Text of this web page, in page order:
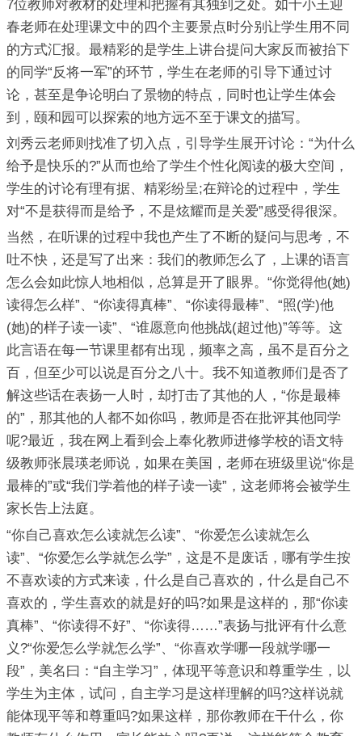
7位教师对教材的处理和把握有其独到之处。如十小王迎
春老师在处理课文中的四个主要景点时分别让学生用不同
的方式汇报。最精彩的是学生上讲台提问大家反而被抬下
的同学“反将一军”的环节，学生在老师的引导下通过讨
论，甚至是争论明白了景物的特点，同时也让学生体会
到，颐和园可以探索的地方远不至于课文的描写。
刘秀云老师则找准了切入点，引导学生展开讨论：“为什么
给予是快乐的?”从而也给了学生个性化阅读的极大空间，
学生的讨论有理有据、精彩纷呈;在辩论的过程中，学生
对“不是获得而是给予，不是炫耀而是关爱”感受得很深。
当然，在听课的过程中我也产生了不断的疑问与思考，不
吐不快，还是写了出来：我们的教师怎么了，上课的语言
怎么会如此惊人地相似，总算是开了眼界。“你觉得他(她)
读得怎么样”、“你读得真棒”、“你读得最棒”、“照(学)他
(她)的样子读一读”、“谁愿意向他挑战(超过他)”等等。这
此言语在每一节课里都有出现，频率之高，虽不是百分之
百，但至少可以说是百分之八十。我不知道教师们是否了
解这些话在表扬一人时，却打击了其他的人，“你是最棒
的”，那其他的人都不如你吗，教师是否在批评其他同学
呢?最近，我在网上看到会上奉化教师进修学校的语文特
级教师张晨瑛老师说，如果在美国，老师在班级里说“你是
最棒的”或“我们学着他的样子读一读”，这老师将会被学生
家长告上法庭。
“你自己喜欢怎么读就怎么读”、“你爱怎么读就怎么
读”、“你爱怎么学就怎么学”，这是不是废话，哪有学生按
不喜欢读的方式来读，什么是自己喜欢的，什么是自己不
喜欢的，学生喜欢的就是好的吗?如果是这样的，那“你读
真棒”、“你读得不好”、“你读得……”表扬与批评有什么意
义?“你爱怎么学就怎么学”、“你喜欢学哪一段就学哪一
段”，美名曰：“自主学习”，体现平等意识和尊重学生，以
学生为主体，试问，自主学习是这样理解的吗?这样说就
能体现平等和尊重吗?如果这样，那你教师在干什么，你